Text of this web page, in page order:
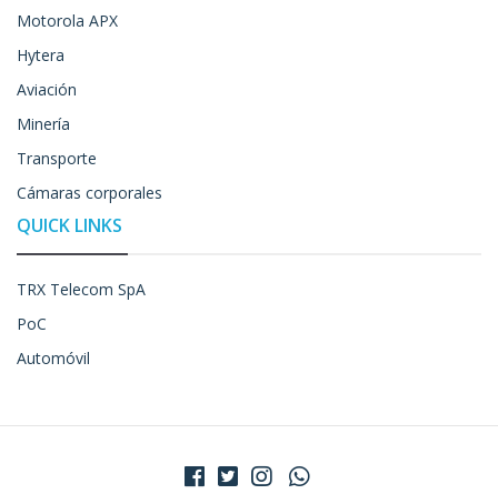
Motorola APX
Hytera
Aviación
Minería
Transporte
Cámaras corporales
QUICK LINKS
TRX Telecom SpA
PoC
Automóvil